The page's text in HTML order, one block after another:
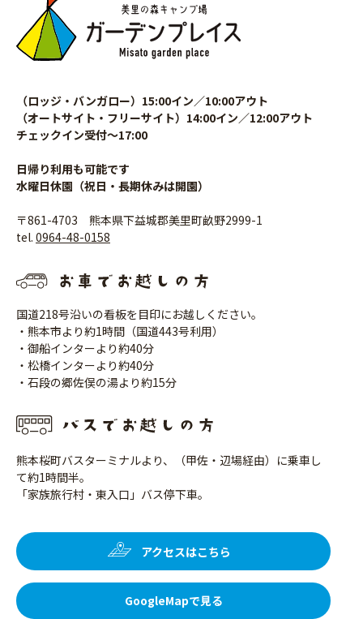
（ロッジ・バンガロー）15:00イン／10:00アウト
（オートサイト・フリーサイト）14:00イン／12:00アウト
チェックイン受付〜17:00
日帰り利用も可能です
水曜日休園（祝日・長期休みは開園）
〒861-4703 熊本県下益城郡美里町畝野2999-1
tel. 0964-48-0158
国道218号沿いの看板を目印にお越しください。
・熊本市より約1時間（国道443号利用）
・御船インターより約40分
・松橋インターより約40分
・石段の郷佐俣の湯より約15分
熊本桜町バスターミナルより、（甲佐・辺場経由）に乗車し
て約1時間半。
「家族旅行村・東入口」バス停下車。
アクセスはこちら
GoogleMapで見る